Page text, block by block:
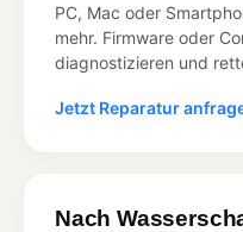
PC, Mac oder
mehr. Firmware oder
diagnostizieren und
Jetzt Reparatur
Nach